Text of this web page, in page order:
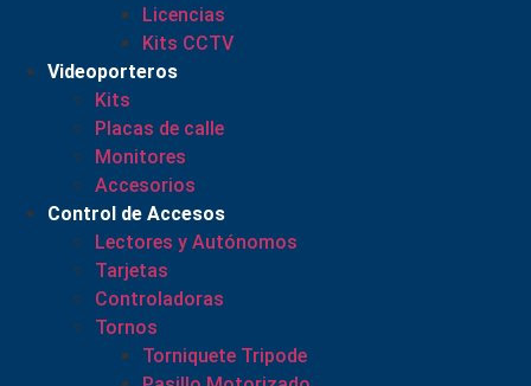
Licencias
Kits CCTV
Videoporteros
Kits
Placas de calle
Monitores
Accesorios
Control de Accesos
Lectores y Autónomos
Tarjetas
Controladoras
Tornos
Torniquete Tripode